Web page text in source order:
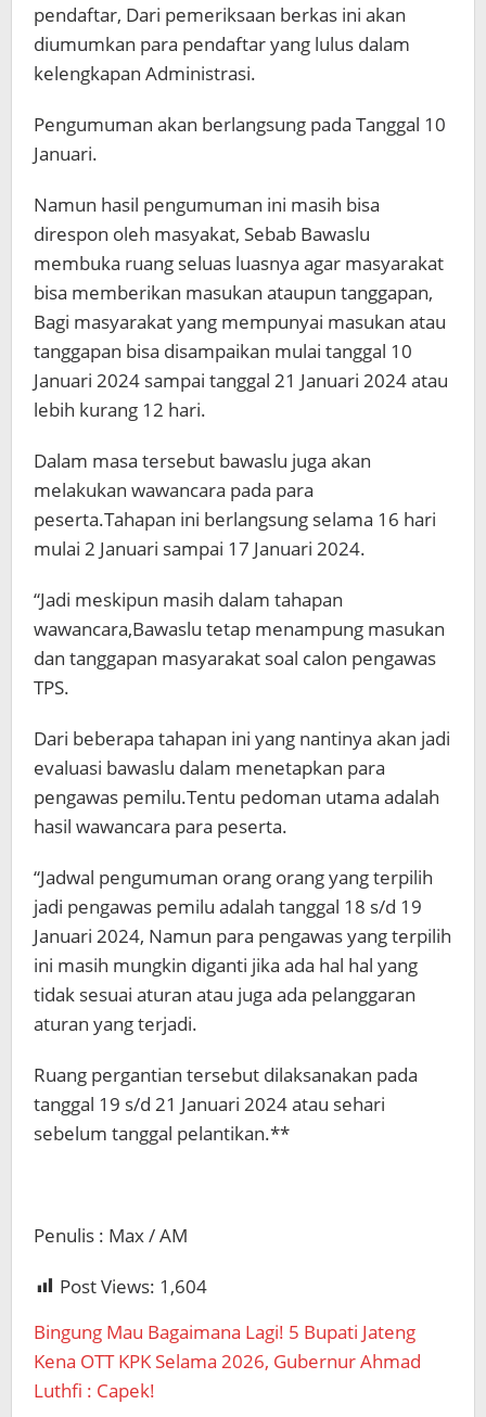
pendaftar, Dari pemeriksaan berkas ini akan
diumumkan para pendaftar yang lulus dalam
kelengkapan Administrasi.
Pengumuman akan berlangsung pada Tanggal 10
Januari.
Namun hasil pengumuman ini masih bisa
direspon oleh masyakat, Sebab Bawaslu
membuka ruang seluas luasnya agar masyarakat
bisa memberikan masukan ataupun tanggapan,
Bagi masyarakat yang mempunyai masukan atau
tanggapan bisa disampaikan mulai tanggal 10
Januari 2024 sampai tanggal 21 Januari 2024 atau
lebih kurang 12 hari.
Dalam masa tersebut bawaslu juga akan
melakukan wawancara pada para
peserta.Tahapan ini berlangsung selama 16 hari
mulai 2 Januari sampai 17 Januari 2024.
“Jadi meskipun masih dalam tahapan
wawancara,Bawaslu tetap menampung masukan
dan tanggapan masyarakat soal calon pengawas
TPS.
Dari beberapa tahapan ini yang nantinya akan jadi
evaluasi bawaslu dalam menetapkan para
pengawas pemilu.Tentu pedoman utama adalah
hasil wawancara para peserta.
“Jadwal pengumuman orang orang yang terpilih
jadi pengawas pemilu adalah tanggal 18 s/d 19
Januari 2024, Namun para pengawas yang terpilih
ini masih mungkin diganti jika ada hal hal yang
tidak sesuai aturan atau juga ada pelanggaran
aturan yang terjadi.
Ruang pergantian tersebut dilaksanakan pada
tanggal 19 s/d 21 Januari 2024 atau sehari
sebelum tanggal pelantikan.**
Penulis : Max / AM
Post Views: 1,604
Bingung Mau Bagaimana Lagi! 5 Bupati Jateng
Kena OTT KPK Selama 2026, Gubernur Ahmad
Luthfi : Capek!